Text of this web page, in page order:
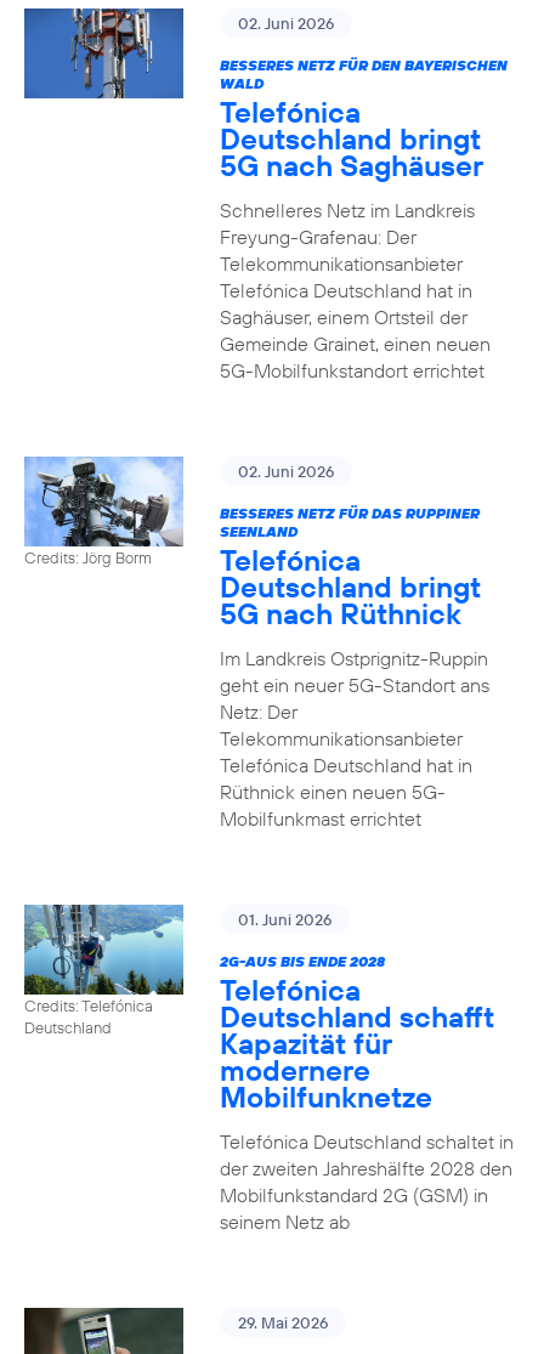
02. Juni 2026
BESSERES NETZ FÜR DEN BAYERISCHEN
WALD
Telefónica
Deutschland bringt
5G nach Saghäuser
Schnelleres Netz im Landkreis
Freyung-Grafenau: Der
Telekommunikationsanbieter
Telefónica Deutschland hat in
Saghäuser, einem Ortsteil der
Gemeinde Grainet, einen neuen
5G-Mobilfunkstandort errichtet
Credits: Jörg Borm
02. Juni 2026
BESSERES NETZ FÜR DAS RUPPINER
SEENLAND
Telefónica
Deutschland bringt
5G nach Rüthnick
Im Landkreis Ostprignitz-Ruppin
geht ein neuer 5G-Standort ans
Netz: Der
Telekommunikationsanbieter
Telefónica Deutschland hat in
Rüthnick einen neuen 5G-
Mobilfunkmast errichtet
Credits: Telefónica
Deutschland
01. Juni 2026
2G-AUS BIS ENDE 2028
Telefónica
Deutschland schafft
Kapazität für
modernere
Mobilfunknetze
Telefónica Deutschland schaltet in
der zweiten Jahreshälfte 2028 den
Mobilfunkstandard 2G (GSM) in
seinem Netz ab
29. Mai 2026